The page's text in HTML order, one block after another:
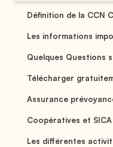
Définition de la CCN
Les informations
Quelques Questions
Télécharger
Assurance
Coopératives et
Les différentes